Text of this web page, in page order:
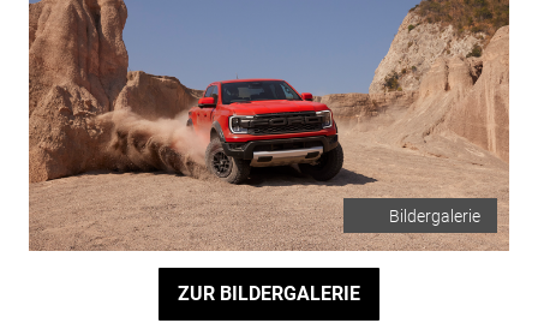
Bildergalerie
ZUR BILDERGALERIE